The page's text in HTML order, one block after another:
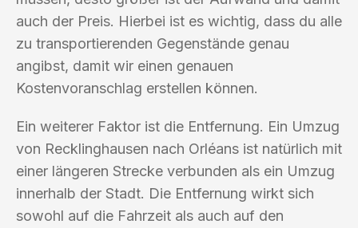
auch der Preis. Hierbei ist es wichtig, dass du alle
zu transportierenden Gegenstände genau
angibst, damit wir einen genauen
Kostenvoranschlag erstellen können.
Ein weiterer Faktor ist die Entfernung. Ein Umzug
von Recklinghausen nach Orléans ist natürlich mit
einer längeren Strecke verbunden als ein Umzug
innerhalb der Stadt. Die Entfernung wirkt sich
sowohl auf die Fahrzeit als auch auf den